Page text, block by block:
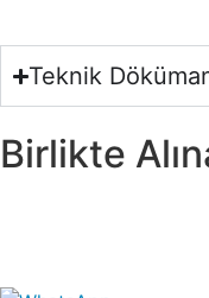
Teknik
Birlikte